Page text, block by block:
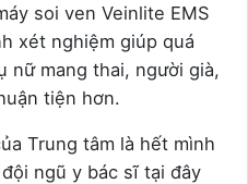
soi ven Veinlite EMS
xét nghiệm giúp quá
nữ mang thai, người già,
tiện hơn.
Trung tâm là hết mình
ngũ y bác sĩ tại đây